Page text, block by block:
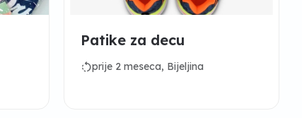
Patike za decu
rotate_leftprije 2 meseca, Bijeljina